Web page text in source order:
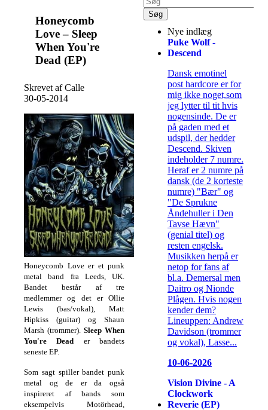
Honeycomb
Love – Sleep
When You're
Dead (EP)
Skrevet af Calle
30-05-2014
Honeycomb Love er et punk
metal band fra Leeds, UK.
Bandet består af tre
medlemmer og det er Ollie
Lewis (bas/vokal), Matt
Hipkiss (guitar) og Shaun
Marsh (trommer). Sleep When
You're Dead er bandets
seneste EP.
Som sagt spiller bandet punk
metal og de er da også
inspireret af bands som
eksempelvis Motörhead,
Nye indlæg
Puke Wolf -
Descend
Dansk emotinel
post hardcore er for
mig ikke noget,som
jeg lytter til tit hvis
nogensinde. De er
på gaden med et
udspil, der hedder
Descend. Skiven
indeholder 7 numre.
Heraf er 2 numre på
dansk (de 2 korteste
numre) "Bær" og
"De Sprukne
Åndehuller i Den
Tavse Hævn"
(genial titel) og
resten engelsk.
Musikken herpå er
netop for fans af
bl.a. Demersal men
Daitro og Nionde
Plågen. Hvis nogen
kender dem?
Lineuppen: Andrew
Davidson (trommer
og vokal), Lasse...
10-06-2026
Vision Divine - A
Clockwork
Reverie (EP)